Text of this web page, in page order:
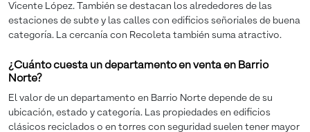
Vicente López. También se destacan los alrededores de las
estaciones de subte y las calles con edificios señoriales de buena
categoría. La cercanía con Recoleta también suma atractivo.
¿Cuánto cuesta un departamento en venta en Barrio
Norte?
El valor de un departamento en Barrio Norte depende de su
ubicación, estado y categoría. Las propiedades en edificios
clásicos reciclados o en torres con seguridad suelen tener mayor